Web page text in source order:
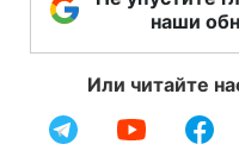
наши
Или читайте